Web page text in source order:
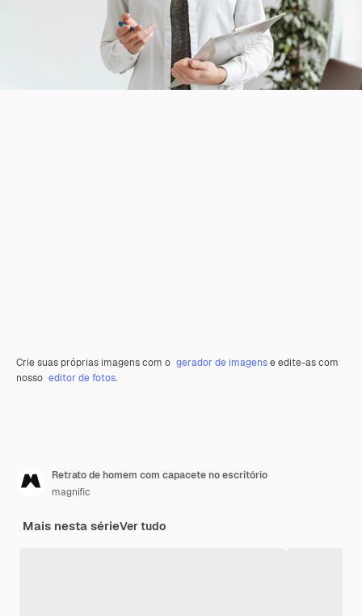
Crie suas próprias imagens com o gerador de imagense edite-as com
nosso editor de fotos.
Retrato de homem com capacete no escritório
magnific
Mais nesta sérieVer tudo